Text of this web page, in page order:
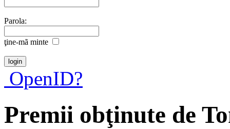
Parola:
ţine-mã minte
OpenID?
Premii obţinute de